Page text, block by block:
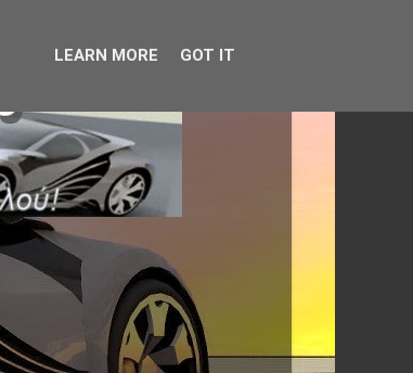
LEARN MORE GOT IT